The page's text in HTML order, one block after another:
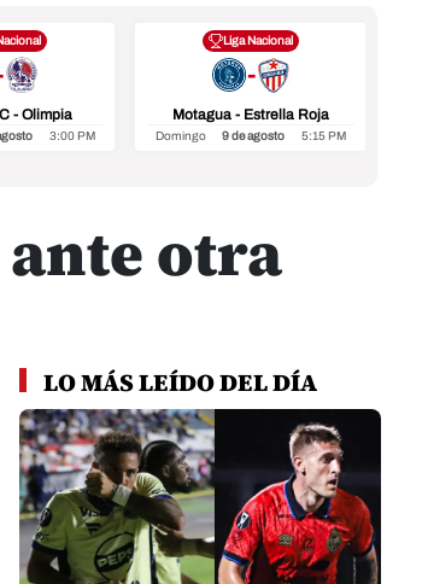
- Olimpia
3:00 PM
Liga Nacional
-
Motagua - Estrella Roja
Domingo 9 de agosto 5:15 PM
otra
LO MÁS LEÍDO DEL DÍA